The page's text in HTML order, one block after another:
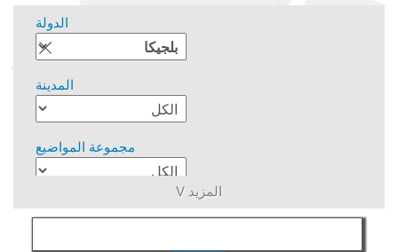
الدولة
المدينة
مجموعة المواضيع
اللغة
المزيد V